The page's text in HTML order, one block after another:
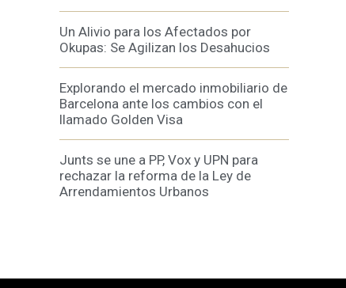
Un Alivio para los Afectados por
Okupas: Se Agilizan los Desahucios
Explorando el mercado inmobiliario de
Barcelona ante los cambios con el
llamado Golden Visa
Junts se une a PP, Vox y UPN para
rechazar la reforma de la Ley de
Arrendamientos Urbanos